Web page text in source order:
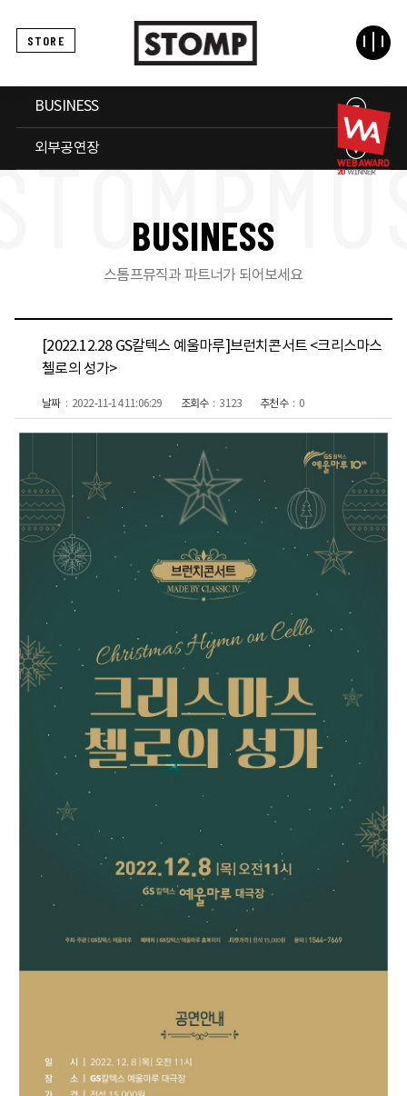
STORE
BUSINESS
외부공연장
BUSINESS
스톰프뮤직과 파트너가 되어보세요
[2022.12.28 GS칼텍스 예울마루]브런치콘서트 <크리스마스
첼로의 성가>
날짜 2022-11-14 11:06:29 조회수 3123 추천수 0